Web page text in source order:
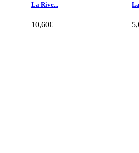
La Rive...
10,60€